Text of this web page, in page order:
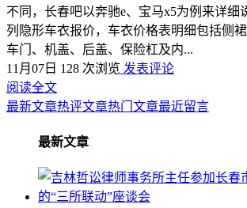
不同，长春吧以奔驰e、宝马x5为例来详细
列隐形车衣报价，车衣价格表明细包括侧裙
车门、机盖、后盖、保险杠及内...
11月07日 128 次浏览 发表评论
阅读全文
最新文章热评文章热门文章最近留言
最新文章